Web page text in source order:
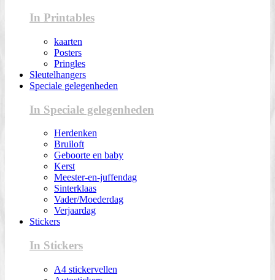
In Printables
kaarten
Posters
Pringles
Sleutelhangers
Speciale gelegenheden
In Speciale gelegenheden
Herdenken
Bruiloft
Geboorte en baby
Kerst
Meester-en-juffendag
Sinterklaas
Vader/Moederdag
Verjaardag
Stickers
In Stickers
A4 stickervellen